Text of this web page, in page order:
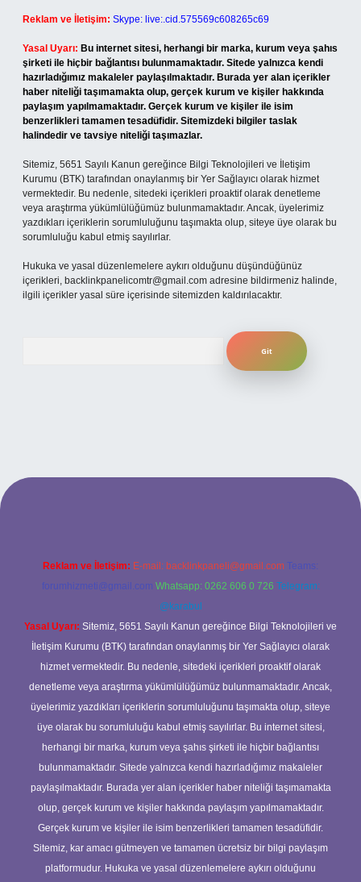
Reklam ve İletişim: Skype: live:.cid.575569c608265c69
Yasal Uyarı: Bu internet sitesi, herhangi bir marka, kurum veya şahıs
şirketi ile hiçbir bağlantısı bulunmamaktadır. Sitede yalnızca kendi
hazırladığımız makaleler paylaşılmaktadır. Burada yer alan içerikler
haber niteliği taşımamakta olup, gerçek kurum ve kişiler hakkında
paylaşım yapılmamaktadır. Gerçek kurum ve kişiler ile isim
benzerlikleri tamamen tesadüfidir. Sitemizdeki bilgiler taslak
halindedir ve tavsiye niteliği taşımazlar.
Sitemiz, 5651 Sayılı Kanun gereğince Bilgi Teknolojileri ve İletişim
Kurumu (BTK) tarafından onaylanmış bir Yer Sağlayıcı olarak hizmet
vermektedir. Bu nedenle, sitedeki içerikleri proaktif olarak denetleme
veya araştırma yükümlülüğümüz bulunmamaktadır. Ancak, üyelerimiz
yazdıkları içeriklerin sorumluluğunu taşımakta olup, siteye üye olarak bu
sorumluluğu kabul etmiş sayılırlar.
Hukuka ve yasal düzenlemelere aykırı olduğunu düşündüğünüz
içerikleri, backlinkpanelicomtr@gmail.com adresine bildirmeniz halinde,
ilgili içerikler yasal süre içerisinde sitemizden kaldırılacaktır.
giriş
Reklam ve İletişim: E-mail: backlinkpaneli@gmail.com Teams:
forumhizmeti@gmail.com Whatsapp: 0262 606 0 726 Telegram:
@karabul
Yasal Uyarı: Sitemiz, 5651 Sayılı Kanun gereğince Bilgi Teknolojileri ve
İletişim Kurumu (BTK) tarafından onaylanmış bir Yer Sağlayıcı olarak
hizmet vermektedir. Bu nedenle, sitedeki içerikleri proaktif olarak
denetleme veya araştırma yükümlülüğümüz bulunmamaktadır. Ancak,
üyelerimiz yazdıkları içeriklerin sorumluluğunu taşımakta olup, siteye
üye olarak bu sorumluluğu kabul etmiş sayılırlar. Bu internet sitesi,
herhangi bir marka, kurum veya şahıs şirketi ile hiçbir bağlantısı
bulunmamaktadır. Sitede yalnızca kendi hazırladığımız makaleler
paylaşılmaktadır. Burada yer alan içerikler haber niteliği taşımamakta
olup, gerçek kurum ve kişiler hakkında paylaşım yapılmamaktadır.
Gerçek kurum ve kişiler ile isim benzerlikleri tamamen tesadüfidir.
Sitemiz, kar amacı gütmeyen ve tamamen ücretsiz bir bilgi paylaşım
platformudur. Hukuka ve yasal düzenlemelere aykırı olduğunu